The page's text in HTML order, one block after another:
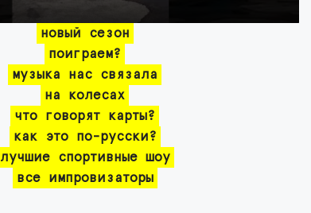
новый сезон
поиграем?
музыка нас связала
на колесах
что говорят карты?
как это по-русски?
лучшие спортивные шоу
все импровизаторы